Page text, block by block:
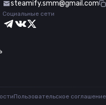
steamify.smm@gmail.com
Социальные сети
Пользовательское соглашение